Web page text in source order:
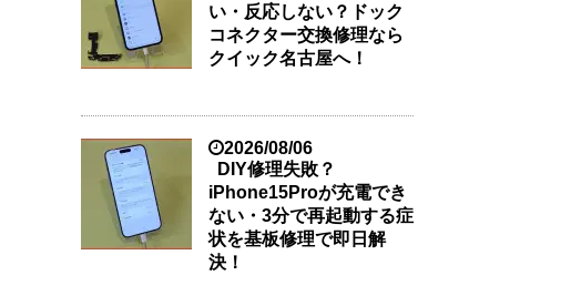
い・反応しない？ドック
コネクター交換修理なら
クイック名古屋へ！
2026/08/06
DIY修理失敗？
iPhone15Proが充電でき
ない・3分で再起動する症
状を基板修理で即日解
決！